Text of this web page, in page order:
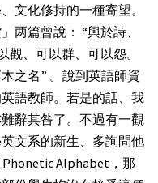
文化修持的一種寄望。
两篇曾說： “興於詩、
觀、可以群、可以怨。
之名” 。說到英語師資
語教師。若是的話、我
辭其咎了。不過有一觀
文系的新生、多詢問他
Alphabet，那